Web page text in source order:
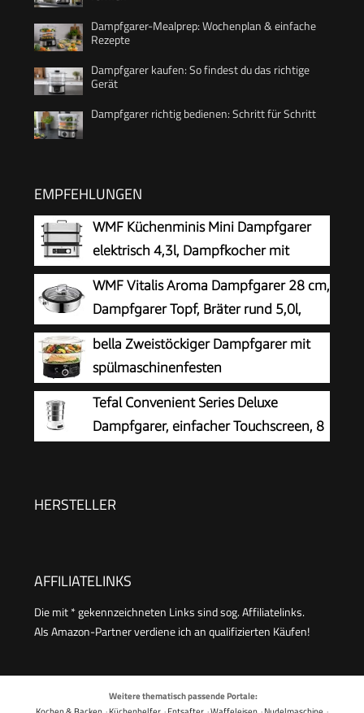
Dampfgarer-Mealprep: Wochenplan & einfache
Rezepte
Dampfgarer kaufen: So findest du das richtige
Gerät
Dampfgarer richtig bedienen: Schritt für Schritt
EMPFEHLUNGEN
WMF Küchenminis Mini Dampfgarer
elektrisch 4,3l, Dampfkocher mit
Memory-Funktion, elektrische
Dampfgarer, Warmhaltefunktion,
Restlaufzeitanzeige, 2 Garbehälter
WMF Vitalis Aroma Dampfgarer 28 cm,
Dampfgarer Topf, Bräter rund 5,0l,
Dampfgartopf, Glasdeckel mit
Silikonrand, Garthermometer, Garblech,
Cromargan Edelstahl unbeschichtet,
backofenfest
bella Zweistöckiger Dampfgarer mit
spülmaschinenfesten
Deckeln,stapelbaren Körben und
herausnehmbarem Boden für
schnelles,gleichzeitiges Garen-automatische
Tefal Convenient Series Deluxe
Dampfgarer, einfacher Touchscreen, 8
gesunde Zubereitung, Edelstahl/weiß, VC502D
HERSTELLER
AFFILIATELINKS
Die mit * gekennzeichneten Links sind sog. Affiliatelinks.
Als Amazon-Partner verdiene ich an qualifizierten Käufen!
Weitere thematisch passende Portale: